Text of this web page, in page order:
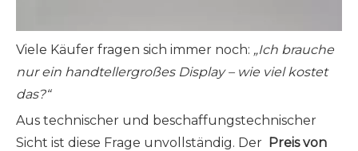
Viele Käufer fragen sich immer noch: „Ich brauche
nur ein handtellergroßes Display – wie viel kostet
das?“
Aus technischer und beschaffungstechnischer
Sicht ist diese Frage unvollständig. Der Preis von